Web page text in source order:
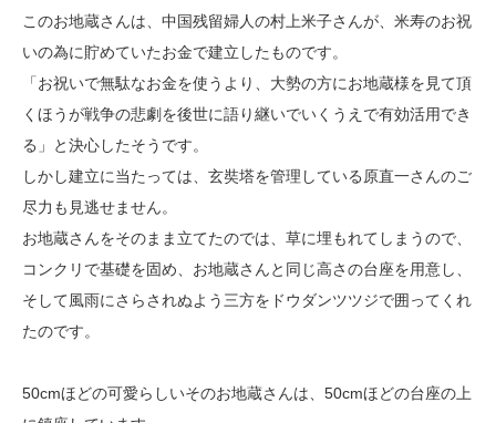
このお地蔵さんは、中国残留婦人の村上米子さんが、米寿のお祝
いの為に貯めていたお金で建立したものです。
「お祝いで無駄なお金を使うより、大勢の方にお地蔵様を見て頂
くほうが戦争の悲劇を後世に語り継いでいくうえで有効活用でき
る」と決心したそうです。
しかし建立に当たっては、玄奘塔を管理している原直一さんのご
尽力も見逃せません。
お地蔵さんをそのまま立てたのでは、草に埋もれてしまうので、
コンクリで基礎を固め、お地蔵さんと同じ高さの台座を用意し、
そして風雨にさらされぬよう三方をドウダンツツジで囲ってくれ
たのです。
50cmほどの可愛らしいそのお地蔵さんは、50cmほどの台座の上